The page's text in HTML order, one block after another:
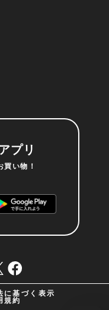
プリ
買い物！
facebook
に基づく表示
規約